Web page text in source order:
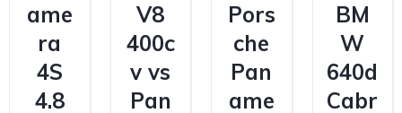
ame
ra
4S
4.8
V8
400c
v vs
Pan
Pors
che
Pan
ame
BM
W
640d
Cabr